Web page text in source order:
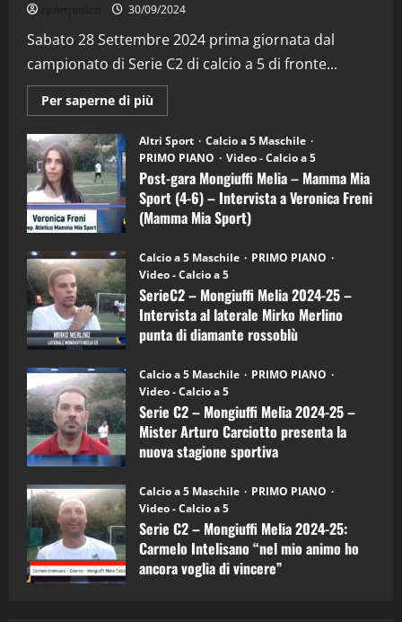
30/09/2024
Sabato 28 Settembre 2024 prima giornata dal
campionato di Serie C2 di calcio a 5 di fronte...
Per saperne di più
informazioni
Post-
gara
Mongiuffi
Melia
–
Mamma
Mia
Sport
6)
–
Intervista
a
mister
Arturo
Carciotto
(Mongiuffi
Altri Sport
Calcio a 5 Maschile
PRIMO PIANO
Video - Calcio a 5
Post-gara Mongiuffi Melia – Mamma Mia
Sport (4-6) – Intervista a Veronica Freni
(Mamma Mia Sport)
Calcio a 5 Maschile
PRIMO PIANO
Video - Calcio a 5
SerieC2 – Mongiuffi Melia 2024-25 –
Intervista al laterale Mirko Merlino
punta di diamante rossoblù
Calcio a 5 Maschile
PRIMO PIANO
Video - Calcio a 5
Serie C2 – Mongiuffi Melia 2024-25 –
Mister Arturo Carciotto presenta la
nuova stagione sportiva
Calcio a 5 Maschile
PRIMO PIANO
Video - Calcio a 5
Serie C2 – Mongiuffi Melia 2024-25:
Carmelo Intelisano “nel mio animo ho
ancora voglia di vincere”
2
“SportEmpire” in Podcast: 29^ Puntata
(Martedi 28 Aprile 2026)
28/04/2026
3
"SportEmpire" in Podcast
“SportEmpire” in Podcast: 28^ Puntata
(Martedi 21 Aprile 2026)
21/04/2026
4
“SportEmpire” in Podcast: 27^ Puntata
(Martedi 14 Aprile 2026)
15/04/2026
5
“SportEmpire” in Podcast: 26^ Puntata
(Martedi 07 Aprile 2026)
08/04/2026
1
“SportEmpire” in Podcast: 30^ Puntata
(Martedi 05 Maggio 2026)
08/05/2026